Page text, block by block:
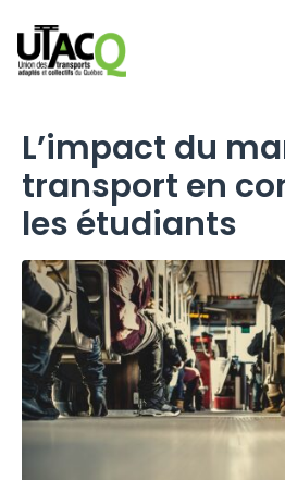
L’impact du
transport en
les étudiants